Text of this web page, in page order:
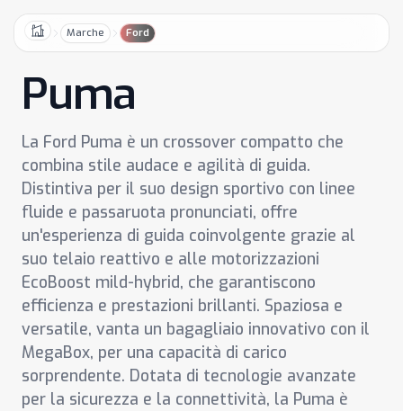
HomeMarche Ford
Puma
La Ford Puma è un crossover compatto che
combina stile audace e agilità di guida.
Distintiva per il suo design sportivo con linee
fluide e passaruota pronunciati, offre
un'esperienza di guida coinvolgente grazie al
suo telaio reattivo e alle motorizzazioni
EcoBoost mild-hybrid, che garantiscono
efficienza e prestazioni brillanti. Spaziosa e
versatile, vanta un bagagliaio innovativo con il
MegaBox, per una capacità di carico
sorprendente. Dotata di tecnologie avanzate
per la sicurezza e la connettività, la Puma è